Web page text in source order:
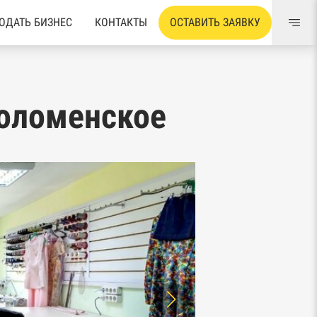
БИЗНЕС КОНТАКТЫ ОСТАВИТЬ ЗАЯВКУ